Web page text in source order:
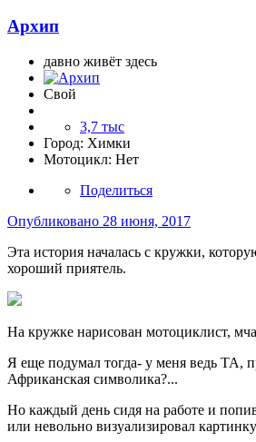
Архип
давно живёт здесь
Свой
3,7 тыс
Город: Химки
Мотоцикл: Нет
Поделиться
Опубликовано 28 июня, 2017
Эта история началась с кружки,
хороший приятель.
На кружке нарисован мотоциклист,
Я еще подумал тогда- у меня ведь ТА,
Африканская символика?...
Но каждый день сидя на работе и
или невольно визуализировал